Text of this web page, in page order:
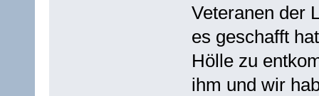
Veteranen der
es geschafft
Hölle zu
ihm und wir